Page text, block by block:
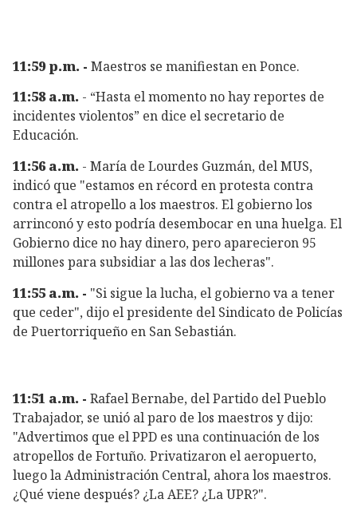
11:59 p.m. - Maestros se manifiestan en Ponce.
11:58 a.m. - “Hasta el momento no hay reportes de
incidentes violentos” en dice el secretario de
Educación.
11:56 a.m. - María de Lourdes Guzmán, del MUS,
indicó que "estamos en récord en protesta contra
contra el atropello a los maestros. El gobierno los
arrinconó y esto podría desembocar en una huelga. El
Gobierno dice no hay dinero, pero aparecieron 95
millones para subsidiar a las dos lecheras".
11:55 a.m. - "Si sigue la lucha, el gobierno va a tener
que ceder", dijo el presidente del Sindicato de Policías
de Puertorriqueño en San Sebastián.
11:51 a.m. - Rafael Bernabe, del Partido del Pueblo
Trabajador, se unió al paro de los maestros y dijo:
"Advertimos que el PPD es una continuación de los
atropellos de Fortuño. Privatizaron el aeropuerto,
luego la Administración Central, ahora los maestros.
¿Qué viene después? ¿La AEE? ¿La UPR?".